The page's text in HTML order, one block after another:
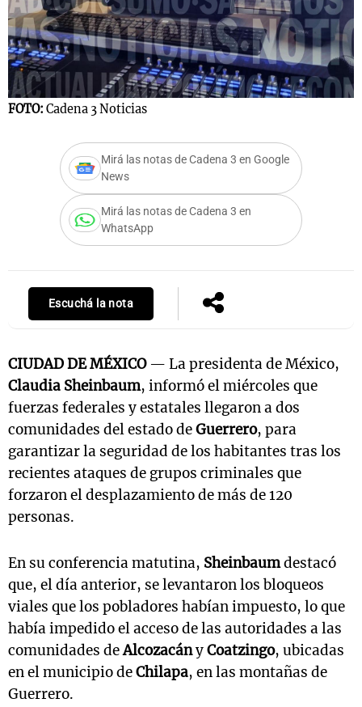
FOTO: Cadena 3 Noticias
Mirá las notas de Cadena 3 en Google
News
Mirá las notas de Cadena 3 en
WhatsApp
Escuchá la nota
CIUDAD DE MÉXICO— La presidenta de México,
Claudia Sheinbaum, informó el miércoles que
fuerzas federales y estatales llegaron a dos
comunidades del estado deGuerrero, para
garantizar la seguridad de los habitantes tras los
recientes ataques de grupos criminales que
forzaron el desplazamiento de más de 120
personas.
En su conferencia matutina, Sheinbaumdestacó
que, el día anterior, se levantaron los bloqueos
viales que los pobladores habían impuesto, lo que
había impedido el acceso de las autoridades a las
comunidades deAlcozacányCoatzingo, ubicadas
en el municipio deChilapa, en las montañas de
Guerrero.